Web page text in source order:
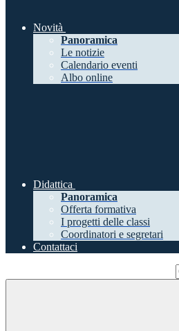
Novità
Panoramica
Le notizie
Calendario eventi
Albo online
Didattica
Panoramica
Offerta formativa
I progetti delle classi
Coordinatori e segretari
Contattaci